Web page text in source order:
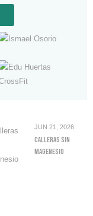
JUN 21, 2026
Calleras Sin
Magenesio